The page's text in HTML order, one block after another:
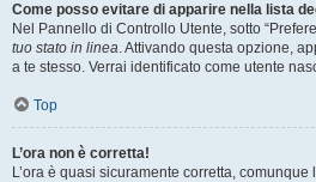
Come posso evitare di apparire nella lista
Nel Pannello di Controllo Utente, sotto
tuo stato in linea. Attivando questa opzione,
a te stesso. Verrai identificato come utente
Top
L’ora non è corretta!
L’ora è quasi sicuramente corretta,